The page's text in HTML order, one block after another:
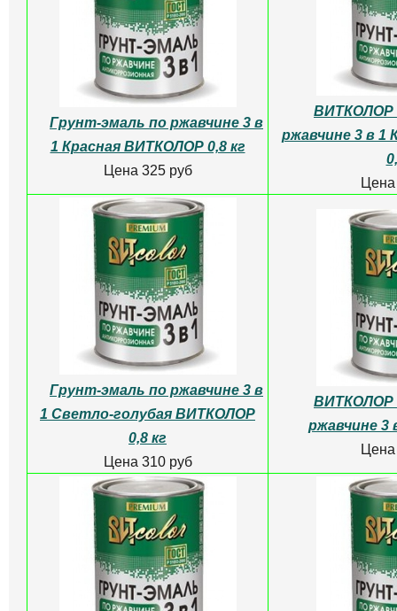
Грунт-эмаль по ржавчине 3 в
1 Красная ВИТКОЛОР 0,8 кг
Цена 325 руб
ВИТКОЛОР
ржавчине 3 в 1
Грунт-эмаль по ржавчине 3 в
1 Светло-голубая ВИТКОЛОР
0,8 кг
Цена 310 руб
ВИТКОЛОР
ржавчине 3